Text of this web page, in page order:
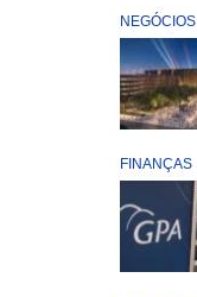
NEGÓCIOS
FINANÇAS